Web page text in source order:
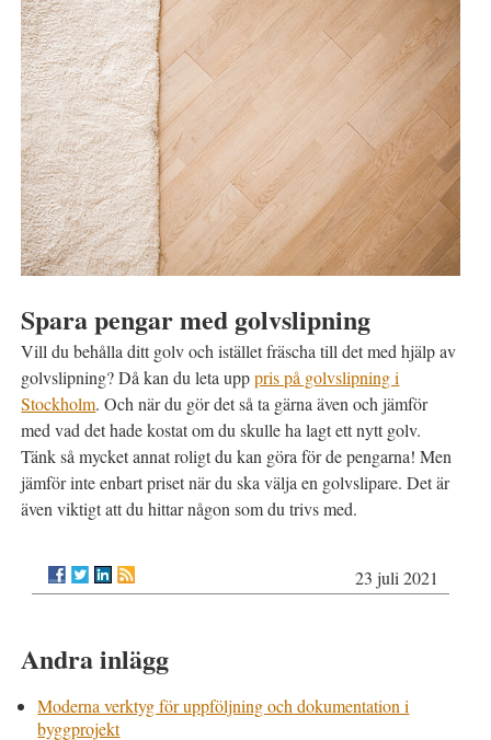
Spara pengar med golvslipning
Vill du behålla ditt golv och istället fräscha till det med hjälp av
golvslipning? Då kan du leta upppris på golvslipning i
Stockholm. Och när du gör det så ta gärna även och jämför
med vad det hade kostat om du skulle ha lagt ett nytt golv.
Tänk så mycket annat roligt du kan göra för de pengarna! Men
jämför inte enbart priset när du ska välja en golvslipare. Det är
även viktigt att du hittar någon som du trivs med.
23 juli 2021
Andra inlägg
Moderna verktyg för uppföljning och dokumentation i
byggprojekt